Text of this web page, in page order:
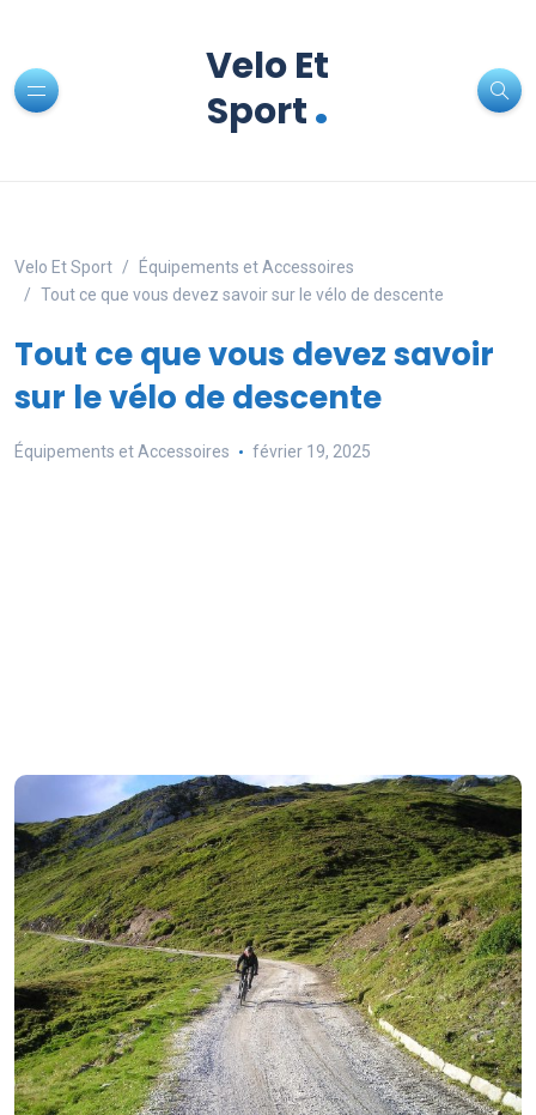
Velo Et
Sport.
Velo Et Sport
Équipements et Accessoires
Tout ce que vous devez savoir sur le vélo de descente
Tout ce que vous devez savoir
sur le vélo de descente
Équipements et Accessoires février 19, 2025